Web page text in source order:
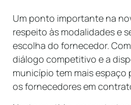
Um ponto importante na
respeito às modalidades e
escolha do fornecedor.
diálogo competitivo e a
município tem mais espaço
os fornecedores em